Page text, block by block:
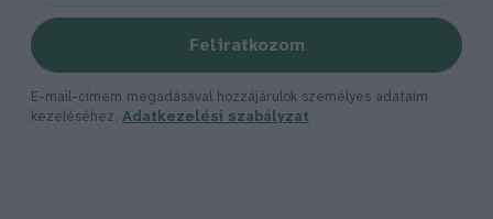
Feliratkozom
E-mail-címem megadásával hozzájárulok személyes adataim
kezeléséhez. Adatkezelési szabályzat